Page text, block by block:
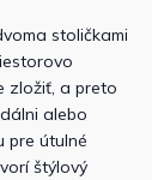
stoličkami
zložiť, a preto
alebo
pre útulné
štýlový